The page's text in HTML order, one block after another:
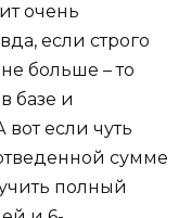
очень
если строго
больше – то
базе и
если чуть
сумме
полный